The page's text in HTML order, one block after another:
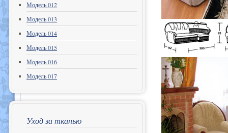
Модель 012
Модель 013
Модель 014
Модель 015
Модель 016
Модель 017
Уход за тканью